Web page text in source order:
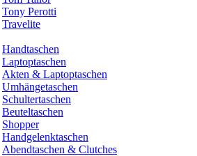
Tony Perotti
Travelite
Handtaschen
Laptoptaschen
Akten & Laptoptaschen
Umhängetaschen
Schultertaschen
Beuteltaschen
Shopper
Handgelenktaschen
Abendtaschen & Clutches